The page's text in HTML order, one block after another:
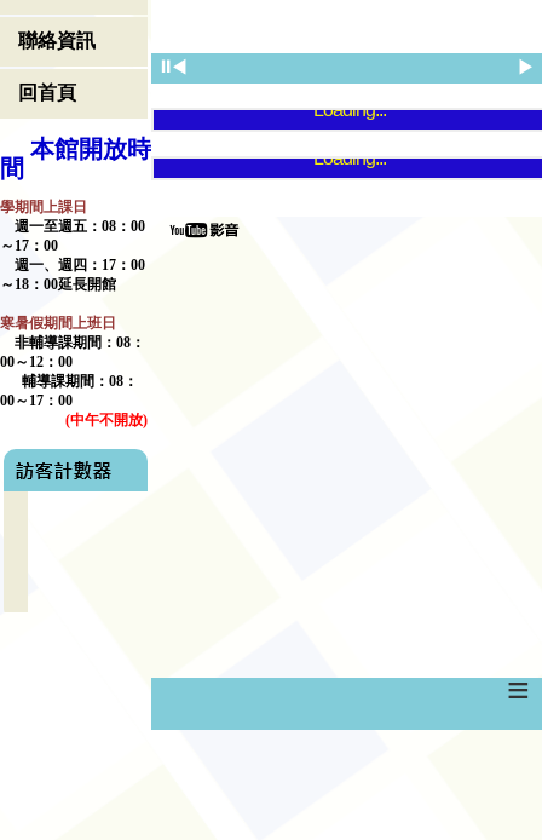
聯絡資訊
回首頁
本館開放時
間
學期間上課日
週一至週五： 08 ： 00
～ 17 ： 00
週一、週四： 17 ： 00
～ 18 ： 00延長開館
寒暑假期間上班日
非輔導課期間： 08 ：
00～ 12 ： 00
輔導課期間： 08 ：
00～17：00
(中午不開放)
⏸◀ ▶
Loading...
Loading...